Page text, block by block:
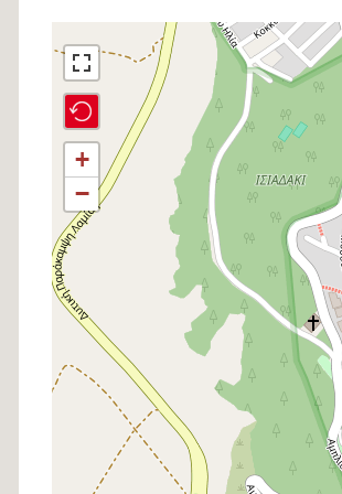
Σημείο
στον
χάρτη
+
−